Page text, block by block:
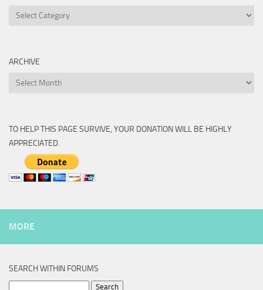
Categories
ARCHIVE
Archive
TO HELP THIS PAGE SURVIVE, YOUR DONATION WILL BE HIGHLY
APPRECIATED.
MORE
SEARCH WITHIN FORUMS